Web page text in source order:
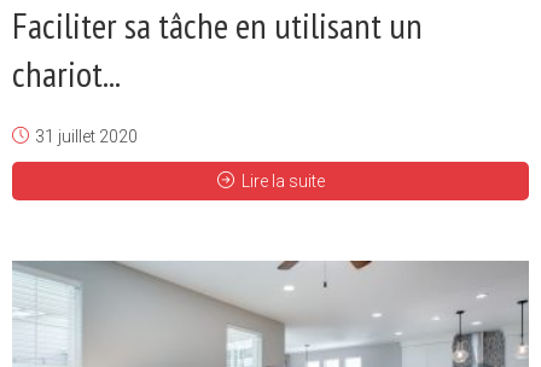
Faciliter sa tâche en utilisant un
chariot...
31 juillet 2020
Lire la suite